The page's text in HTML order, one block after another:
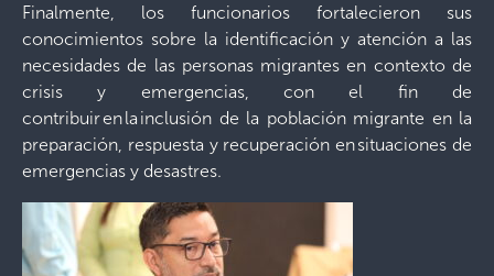
Finalmente, los funcionarios fortalecieron sus
conocimientos sobre la identificación y atención a las
necesidades de las personas migrantes en contexto de
crisis y emergencias, con el fin de
contribuir en la inclusión de la población migrante en la
preparación, respuesta y recuperación en situaciones de
emergencias y desastres.